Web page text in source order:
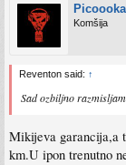
Picoooka
Komšija
Reventon said: ↑
Sad ozbiljno
Mikijeva garancija,a
km.U ipon trenutno